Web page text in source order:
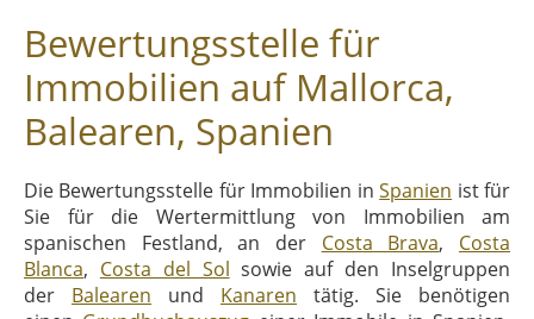
Bewertungsstelle für
Immobilien auf Mallorca,
Balearen, Spanien
Die Bewertungsstelle für Immobilien inSpanien ist für
Sie für die Wertermittlung von Immobilien am
spanischen Festland, an der Costa Brava, Costa
Blanca, Costa del Sol sowie auf den Inselgruppen
der Balearen und Kanaren tätig. Sie benötigen